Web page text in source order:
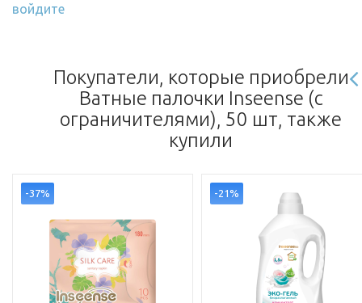
войдите
Покупатели, которые приобрели
Ватные палочки Inseense (с
ограничителями), 50 шт, также
купили
-37% -21%